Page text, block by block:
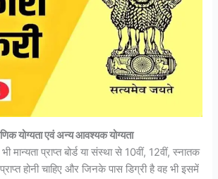
योग्यता एवं अन्य आवश्यक योग्यता
मान्यता प्राप्त बोर्ड या संस्था से 10वीं, 12वीं, स्नातक
होनी चाहिए और जिनके पास डिग्री है वह भी इसमें